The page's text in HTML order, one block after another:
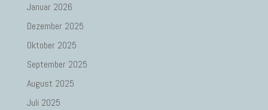
Januar 2026
Dezember 2025
Oktober 2025
September 2025
August 2025
Juli 2025